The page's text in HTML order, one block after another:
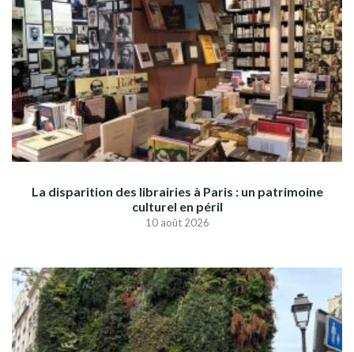
La disparition des librairies à Paris : un patrimoine
culturel en péril
10 août 2026